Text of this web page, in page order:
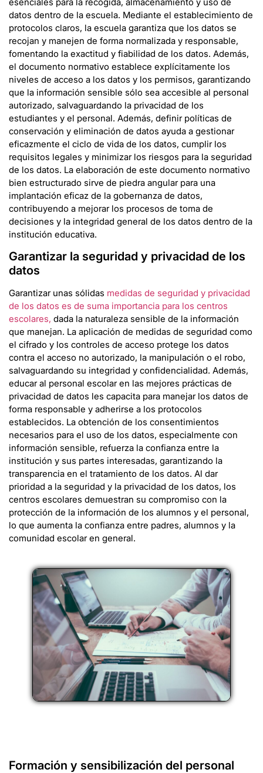
datos dentro de la escuela. Mediante el establecimiento de
protocolos claros, la escuela garantiza que los datos se
recojan y manejen de forma normalizada y responsable,
fomentando la exactitud y fiabilidad de los datos. Además,
el documento normativo establece explícitamente los
niveles de acceso a los datos y los permisos, garantizando
que la información sensible sólo sea accesible al personal
autorizado, salvaguardando la privacidad de los
estudiantes y el personal. Además, definir políticas de
conservación y eliminación de datos ayuda a gestionar
eficazmente el ciclo de vida de los datos, cumplir los
requisitos legales y minimizar los riesgos para la seguridad
de los datos. La elaboración de este documento normativo
bien estructurado sirve de piedra angular para una
implantación eficaz de la gobernanza de datos,
contribuyendo a mejorar los procesos de toma de
decisiones y la integridad general de los datos dentro de la
institución educativa.
Garantizar la seguridad y privacidad de los
datos
Garantizar unas sólidas medidas de seguridad y privacidad
de los datos es de suma importancia para los centros
escolares, dada la naturaleza sensible de la información
que manejan. La aplicación de medidas de seguridad como
el cifrado y los controles de acceso protege los datos
contra el acceso no autorizado, la manipulación o el robo,
salvaguardando su integridad y confidencialidad. Además,
educar al personal escolar en las mejores prácticas de
privacidad de datos les capacita para manejar los datos de
forma responsable y adherirse a los protocolos
establecidos. La obtención de los consentimientos
necesarios para el uso de los datos, especialmente con
información sensible, refuerza la confianza entre la
institución y sus partes interesadas, garantizando la
transparencia en el tratamiento de los datos. Al dar
prioridad a la seguridad y la privacidad de los datos, los
centros escolares demuestran su compromiso con la
protección de la información de los alumnos y el personal,
lo que aumenta la confianza entre padres, alumnos y la
comunidad escolar en general.
Formación y sensibilización del personal